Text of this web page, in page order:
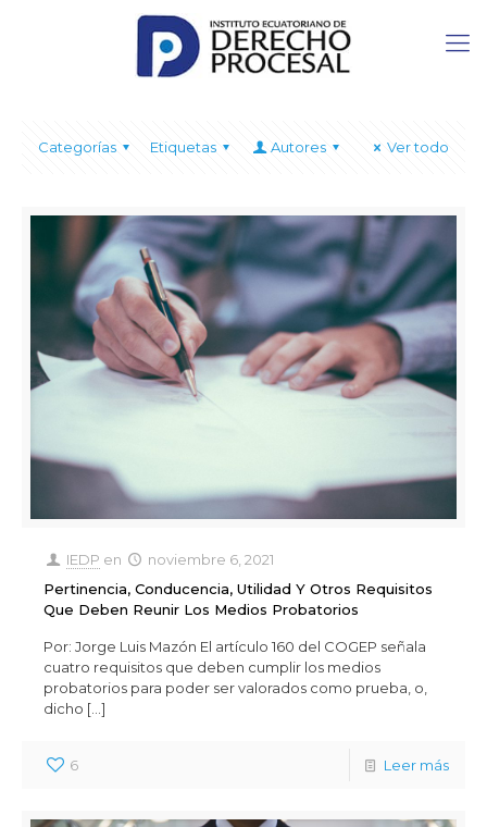
Categorías Etiquetas Autores Ver todo
IEDP en
noviembre 6, 2021
Pertinencia, Conducencia, Utilidad Y Otros Requisitos
Que Deben Reunir Los Medios Probatorios
Por: Jorge Luis Mazón El artículo 160 del COGEP señala
cuatro requisitos que deben cumplir los medios
probatorios para poder ser valorados como prueba, o,
dicho […]
6 Leer más